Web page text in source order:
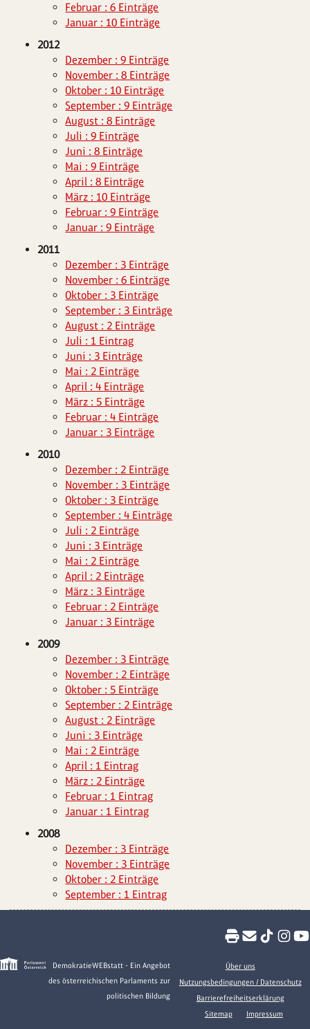
Februar : 6 Einträge
Januar : 10 Einträge
2012
Dezember : 9 Einträge
November : 8 Einträge
Oktober : 10 Einträge
September : 9 Einträge
August : 8 Einträge
Juli : 9 Einträge
Juni : 8 Einträge
Mai : 9 Einträge
April : 8 Einträge
März : 10 Einträge
Februar : 9 Einträge
Januar : 9 Einträge
2011
Dezember : 3 Einträge
November : 6 Einträge
Oktober : 3 Einträge
September : 3 Einträge
August : 2 Einträge
Juli : 1 Eintrag
Juni : 3 Einträge
Mai : 2 Einträge
April : 4 Einträge
März : 5 Einträge
Februar : 4 Einträge
Januar : 3 Einträge
2010
Dezember : 2 Einträge
November : 3 Einträge
Oktober : 3 Einträge
September : 4 Einträge
Juli : 2 Einträge
Juni : 3 Einträge
Mai : 2 Einträge
April : 2 Einträge
März : 3 Einträge
Februar : 2 Einträge
Januar : 3 Einträge
2009
Dezember : 3 Einträge
November : 2 Einträge
Oktober : 5 Einträge
September : 2 Einträge
August : 2 Einträge
Juni : 3 Einträge
Mai : 2 Einträge
April : 1 Eintrag
März : 2 Einträge
Februar : 1 Eintrag
Januar : 1 Eintrag
2008
Dezember : 3 Einträge
November : 3 Einträge
Oktober : 2 Einträge
September : 1 Eintrag
DemokratieWEBstatt - Ein Angebot
des österreichischen Parlaments zur
politischen Bildung
Über uns
Nutzungsbedingungen / Datenschutz
Barrierefreiheitserklärung
Sitemap
Impressum